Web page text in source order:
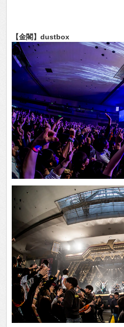
【金閣】dustbox